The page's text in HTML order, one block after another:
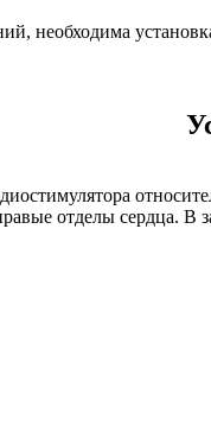
необходима
отделы сердца.